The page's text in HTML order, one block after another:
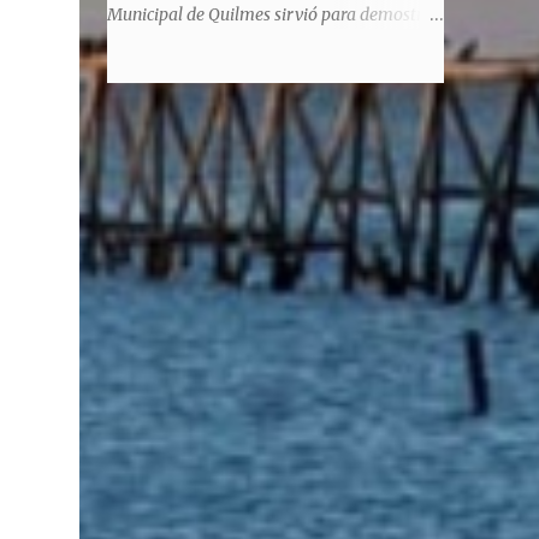
significaba de ninguna manera que era ad
honorem, es decir, solo por el honor y no
remunerativo. Algunos no cobraban
estipendio -depende el cargo- pero tenían
importantísimos beneficios económicos".
Siguie diciendo Castellano: "Los ...
Municipal de Quilmes sirvió para demostrar
la enorme capacidad de un actor de
convertirse en un relator de la historia de
tantos inmigrantes que llegaron a la
Argentina para hacer la América. La
historia, escrita por el propio protagonista y
Julio Molina -a la sazón director de la
pieza-, va contando la vida del Galego, que
llegó al país y que trabajando fue quemando
etapas, esforzándose a puro pulmón. Pero
también está lo vivido en su España natal,
con el tema de la guerra civil que sufrió la
familia y tuvo la grieta que instaló el
generalisimo Franco con una enorme cuota
de torturas, persecución, secuestros,
prisiones. El dolor vivido en carne propia y
trasladado a la piel, para contar todo lo
padecido. El relato tiene morriña, saudades,
el canto a Galicia, tierra de los padres y